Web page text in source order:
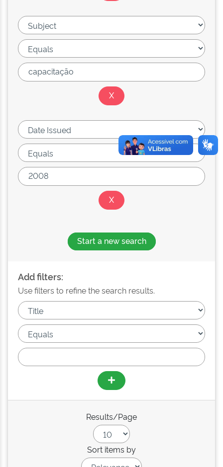
Start a new search
Add filters:
Use filters to refine the search results.
Results/Page
Sort items by